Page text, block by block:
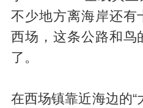
不少地方离海岸还有
西场，这条公路和鸟
了。
在西场镇靠近海边的“